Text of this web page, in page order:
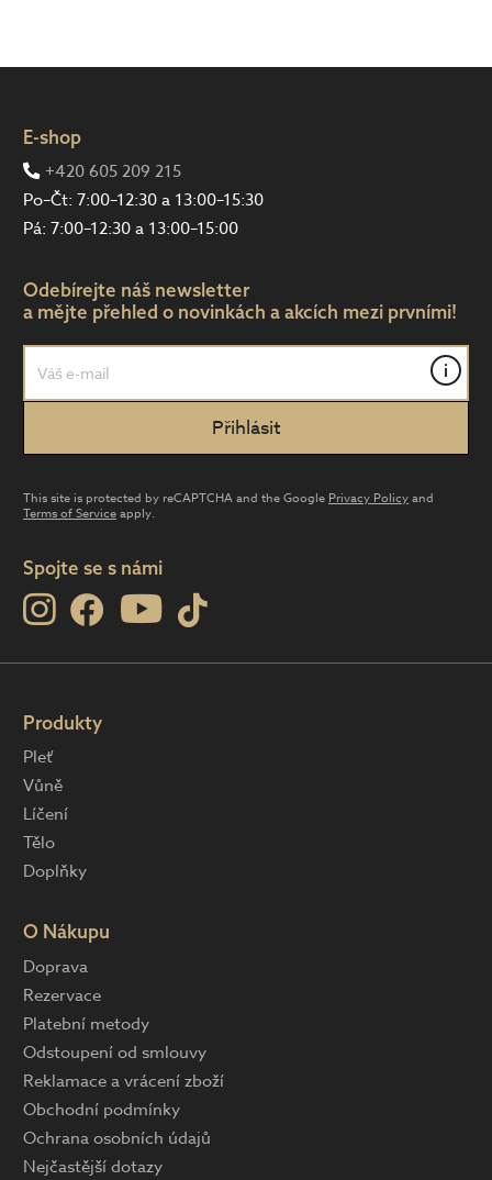
E-shop
+420 605 209 215
Po–Čt: 7:00–12:30 a 13:00–15:30
Pá: 7:00–12:30 a 13:00–15:00
Odebírejte náš newsletter
a mějte přehled o novinkách a akcích mezi prvními!
i
This site is protected by reCAPTCHA and the Google Privacy Policyand
Terms of Serviceapply.
Spojte se s námi
Produkty
Pleť
Vůně
Líčení
Tělo
Doplňky
O Nákupu
Doprava
Rezervace
Platební metody
Odstoupení od smlouvy
Reklamace a vrácení zboží
Obchodní podmínky
Ochrana osobních údajů
Nejčastější dotazy